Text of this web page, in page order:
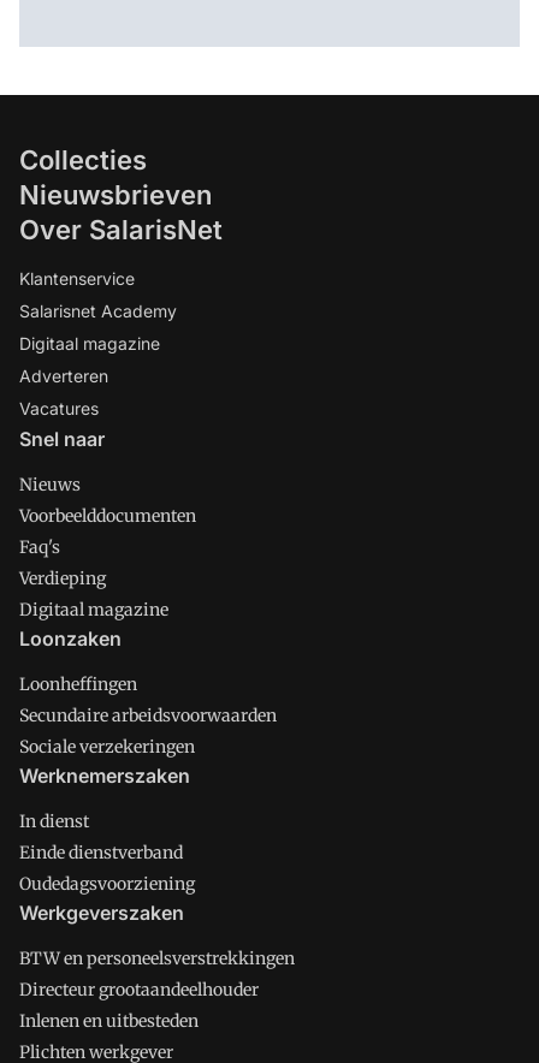
Collecties
Nieuwsbrieven
Over SalarisNet
Klantenservice
Salarisnet Academy
Digitaal magazine
Adverteren
Vacatures
Snel naar
Nieuws
Voorbeelddocumenten
Faq's
Verdieping
Digitaal magazine
Loonzaken
Loonheffingen
Secundaire arbeidsvoorwaarden
Sociale verzekeringen
Werknemerszaken
In dienst
Einde dienstverband
Oudedagsvoorziening
Werkgeverszaken
BTW en personeelsverstrekkingen
Directeur grootaandeelhouder
Inlenen en uitbesteden
Plichten werkgever